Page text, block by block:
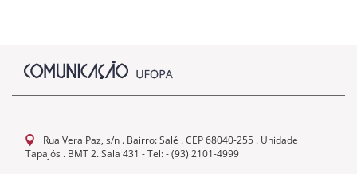
Rua Vera Paz, s/n . Bairro: Salé . CEP 68040-255 . Unidade
Tapajós . BMT 2. Sala 431 - Tel: - (93) 2101-4999